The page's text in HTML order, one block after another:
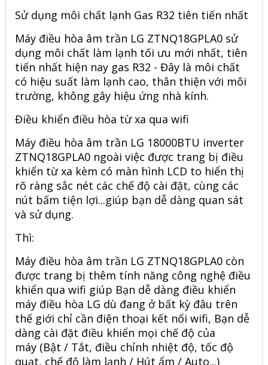
Sử dụng môi chất lạnh Gas R32 tiên tiến nhất
Máy điều hòa âm trần LG ZTNQ18GPLA0 sử
dụng môi chất làm lạnh tối ưu mới nhất, tiên
tiến nhất hiện nay gas R32 - Đây là môi chất
có hiệu suất làm lạnh cao, thân thiện với môi
trường, không gây hiệu ứng nhà kính.
Điều khiển điều hòa từ xa qua wifi
Máy điều hòa âm trần LG 18000BTU inverter
ZTNQ18GPLA0 ngoài việc được trang bị điều
khiển từ xa kèm có màn hình LCD to hiển thị
rõ ràng sắc nét các chế độ cài đặt, cùng các
nút bấm tiện lợi...giúp bạn dễ dàng quan sát
và sử dụng.
Thì:
Máy điều hòa âm trần LG ZTNQ18GPLA0 còn
được trang bị thêm tính năng công nghệ điều
khiển qua wifi giúp Bạn dễ dàng điều khiển
máy điều hòa LG dù đang ở bất kỳ đâu trên
thế giới chỉ cần điện thoại kết nối wifi, Bạn dễ
dàng cài đặt điều khiển mọi chế độ của
máy (Bật / Tắt, điều chỉnh nhiệt độ, tốc độ
quạt, chế độ làm lạnh / Hút ẩm / Auto...)